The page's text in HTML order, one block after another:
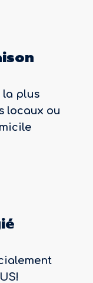
la plus
locaux ou